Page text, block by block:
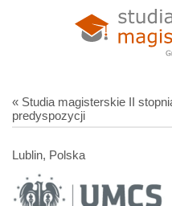
« Studia magisterskie II
predyspozycji
Lublin, Polska